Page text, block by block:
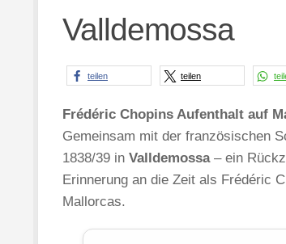
Valldemossa
teilen teilen
Frédéric Chopins Aufenthalt auf
Gemeinsam mit der französischen
1838/39 in Valldemossa– ein
Erinnerung an die Zeit als Frédéric
Mallorcas.